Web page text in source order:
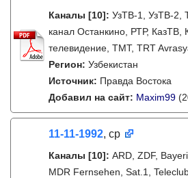
Каналы [10]: УзТВ-1, УзТВ-2,
канал Останкино, РТР, КазТВ,
телевидение, ТМТ, TRT
Регион: Узбекистан
Источник: Правда Востока
Добавил на сайт: Maxim99
11-11-1992, ср
Каналы [10]: ARD, ZDF,
MDR Fernsehen, Sat.1,